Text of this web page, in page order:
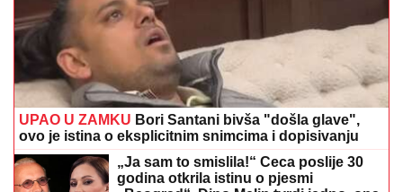
UPAO U ZAMKU Bori Santani bivša "došla glave",
ovo je istina o eksplicitnim snimcima i dopisivanju
„Ja sam to smislila!“ Ceca poslije 30
godina otkrila istinu o pjesmi